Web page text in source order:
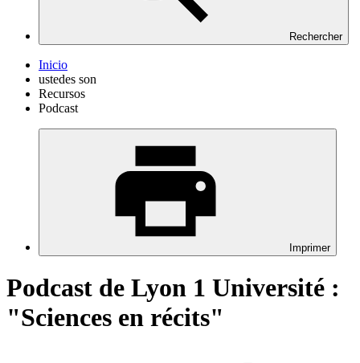
Rechercher
Inicio
ustedes son
Recursos
Podcast
Imprimer
Podcast de Lyon 1 Université :
"Sciences en récits"